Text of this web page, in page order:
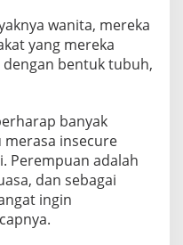
wanita, mereka
yang mereka
bentuk tubuh,
banyak
insecure
Perempuan adalah
dan sebagai
ingin